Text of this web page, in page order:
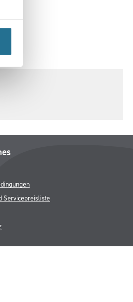
Servicepreisliste